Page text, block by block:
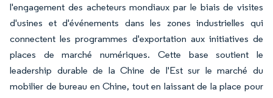
l'engagement des acheteurs mondiaux par le biais de visites
d'usines et d'événements dans les zones industrielles qui
connectent les programmes d'exportation aux initiatives de
places de marché numériques. Cette base soutient le
leadership durable de la Chine de l'Est sur le marché du
mobilier de bureau en Chine, tout en laissant de la place pour